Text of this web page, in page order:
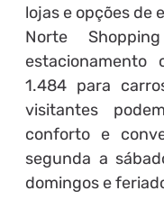
lojas e opções de
Norte
estacionamento
1.484 para
visitantes
conforto e
segunda a
domingos e